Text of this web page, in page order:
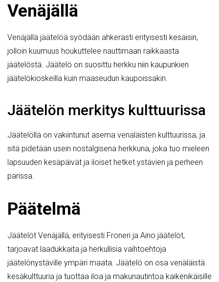
Venäjällä
Venäjällä jäätelöä syödään ahkerasti erityisesti kesäisin,
jolloin kuumuus houkuttelee nauttimaan raikkaasta
jäätelöstä. Jäätelö on suosittu herkku niin kaupunkien
jäätelökioskeilla kuin maaseudun kaupoissakin.
Jäätelön merkitys kulttuurissa
Jäätelöllä on vakiintunut asema venäläisten kulttuurissa, ja
sitä pidetään usein nostalgisena herkkuna, joka tuo mieleen
lapsuuden kesäpäivät ja iloiset hetket ystävien ja perheen
parissa.
Päätelmä
Jäätelöt Venäjällä, erityisesti Froneri ja Aino jäätelöt,
tarjoavat laadukkaita ja herkullisia vaihtoehtoja
jäätelönystäville ympäri maata. Jäätelö on osa venäläistä
kesäkulttuuria ja tuottaa iloa ja makunautintoa kaikenikäisille